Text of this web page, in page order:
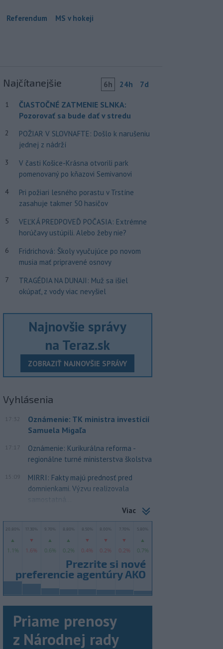
Referendum MS v hokeji
Najčítanejšie 6h 24h 7d
1
ČIASTOČNÉ ZATMENIE SLNKA:
Pozorovať sa bude dať v stredu
2
POŽIAR V SLOVNAFTE: Došlo k narušeniu
jednej z nádrží
3
V časti Košice-Krásna otvorili park
pomenovaný po kňazovi Semivanovi
4
Pri požiari lesného porastu v Trstíne
zasahuje takmer 50 hasičov
5
VEĽKÁ PREDPOVEĎ POČASIA: Extrémne
horúčavy ustúpili. Alebo žeby nie?
6
Fridrichová: Školy vyučujúce po novom
musia mať pripravené osnovy
7
TRAGÉDIA NA DUNAJI: Muž sa išiel
okúpať, z vody viac nevyšiel
Najnovšie správy
na Teraz.sk
ZOBRAZIŤ NAJNOVŠIE SPRÁVY
Vyhlásenia
17:32
Oznámenie: TK ministra investícií
Samuela Migaľa
17:17
Oznámenie: Kurikurálna reforma -
regionálne turné ministerstva školstva
15:09
MIRRI: Fakty majú prednosť pred
domnienkami. Výzvu realizovala
samostatná...
Viac
Priame prenosy
z Národnej rady